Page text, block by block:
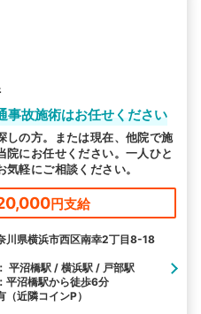
事故施術はお任せください
しの方。または現在、他院で施
にお任せください。一人ひと
軽にご相談ください。
円支給
川県横浜市西区南幸2丁目8-18
平沼橋駅 / 横浜駅 / 戸部駅
平沼橋駅から徒歩6分
（近隣コインP）